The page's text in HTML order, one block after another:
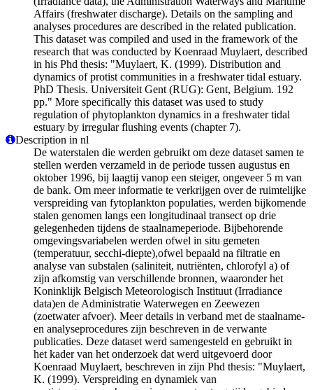
Affairs (freshwater discharge). Details on the sampling and
analyses procedures are described in the related publication.
This dataset was compiled and used in the framework of the
research that was conducted by Koenraad Muylaert, described
in his Phd thesis: "Muylaert, K. (1999). Distribution and
dynamics of protist communities in a freshwater tidal estuary.
PhD Thesis. Universiteit Gent (RUG): Gent, Belgium. 192
pp." More specifically this dataset was used to study
regulation of phytoplankton dynamics in a freshwater tidal
estuary by irregular flushing events (chapter 7).
Description in nl
De waterstalen die werden gebruikt om deze dataset samen te
stellen werden verzameld in de periode tussen augustus en
oktober 1996, bij laagtij vanop een steiger, ongeveer 5 m van
de bank. Om meer informatie te verkrijgen over de ruimtelijke
verspreiding van fytoplankton populaties, werden bijkomende
stalen genomen langs een longitudinaal transect op drie
gelegenheden tijdens de staalnameperiode. Bijbehorende
omgevingsvariabelen werden ofwel in situ gemeten
(temperatuur, secchi-diepte),ofwel bepaald na filtratie en
analyse van substalen (saliniteit, nutriënten, chlorofyl a) of
zijn afkomstig van verschillende bronnen, waaronder het
Koninklijk Belgisch Meteorologisch Instituut (Irradiance
data)en de Administratie Waterwegen en Zeewezen
(zoetwater afvoer). Meer details in verband met de staalname-
en analyseprocedures zijn beschreven in de verwante
publicaties. Deze dataset werd samengesteld en gebruikt in
het kader van het onderzoek dat werd uitgevoerd door
Koenraad Muylaert, beschreven in zijn Phd thesis: "Muylaert,
K. (1999). Verspreiding en dynamiek van